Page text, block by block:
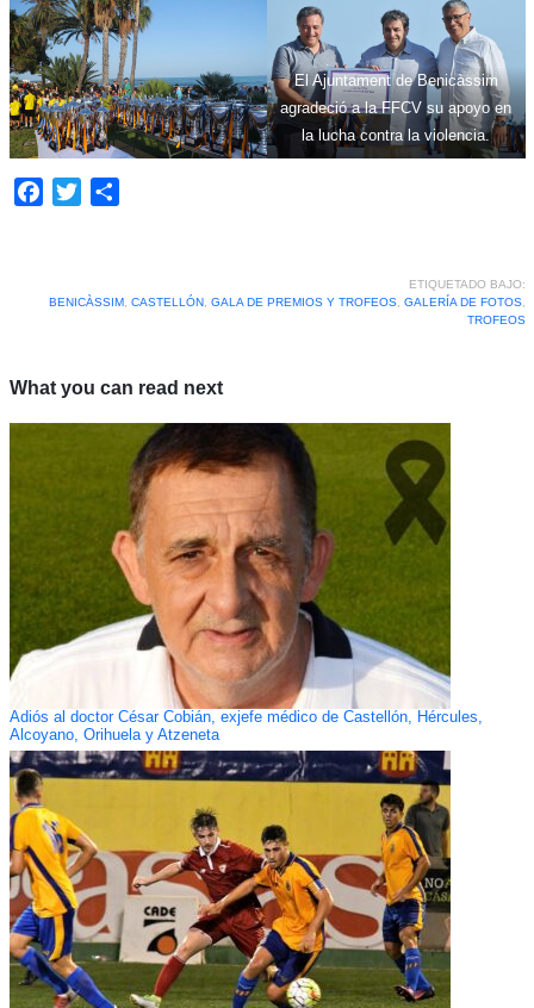
El Ajuntament de Benicàssim
agradeció a la FFCV su apoyo en
la lucha contra la violencia.
Facebook
Twitter
ETIQUETADO BAJO:
BENICÀSSIM, CASTELLÓN, GALA DE PREMIOS Y TROFEOS, GALERÍA DE FOTOS,
TROFEOS
What you can read next
Adiós al doctor César Cobián, exjefe médico de Castellón, Hércules,
Alcoyano, Orihuela y Atzeneta